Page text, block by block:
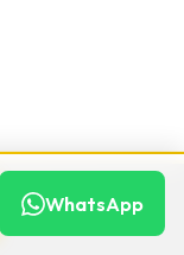
WhatsApp